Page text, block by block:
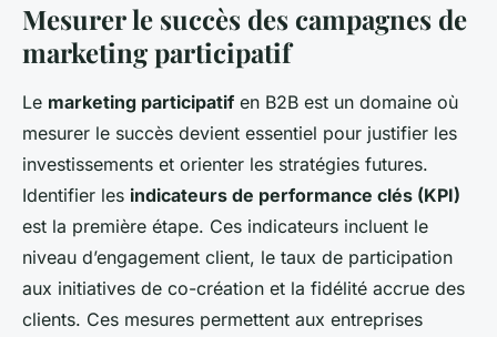
Mesurer le succès des campagnes de
marketing participatif
Le marketing participatif en B2B est un domaine où
mesurer le succès devient essentiel pour justifier les
investissements et orienter les stratégies futures.
Identifier les indicateurs de performance clés (KPI)
est la première étape. Ces indicateurs incluent le
niveau d’engagement client, le taux de participation
aux initiatives de co-création et la fidélité accrue des
clients. Ces mesures permettent aux entreprises